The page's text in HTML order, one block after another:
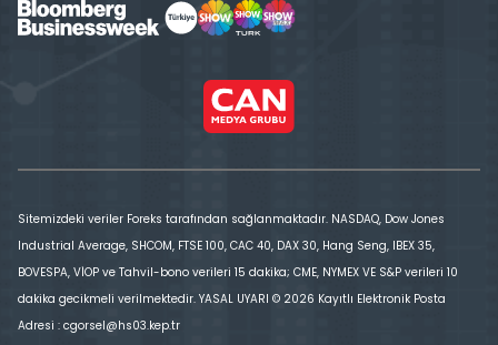
Sitemizdeki veriler Foreks tarafından sağlanmaktadır. NASDAQ, Dow Jones
Industrial Average, SHCOM, FTSE 100, CAC 40, DAX 30, Hang Seng, IBEX 35,
BOVESPA, VİOP ve Tahvil-bono verileri 15 dakika; CME, NYMEX VE S&P verileri 10
dakika gecikmeli verilmektedir. YASAL UYARI © 2026 Kayıtlı Elektronik Posta
Adresi : cgorsel@hs03.kep.tr